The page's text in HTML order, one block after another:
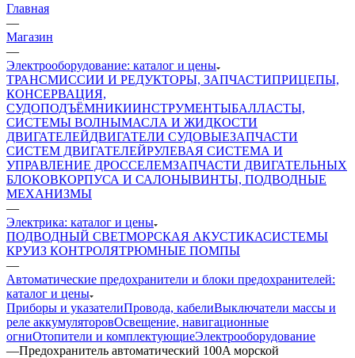
Главная
—
Магазин
—
Электрооборудование: каталог и цены
ТРАНСМИССИИ И РЕДУКТОРЫ, ЗАПЧАСТИПРИЦЕПЫ,
КОНСЕРВАЦИЯ,
СУДОПОДЪЁМНИКИИНСТРУМЕНТЫБАЛЛАСТЫ,
СИСТЕМЫ ВОЛНЫМАСЛА И ЖИДКОСТИ
ДВИГАТЕЛЕЙДВИГАТЕЛИ СУДОВЫЕЗАПЧАСТИ
СИСТЕМ ДВИГАТЕЛЕЙРУЛЕВАЯ СИСТЕМА И
УПРАВЛЕНИЕ ДРОССЕЛЕМЗАПЧАСТИ ДВИГАТЕЛЬНЫХ
БЛОКОВКОРПУСА И САЛОНЫВИНТЫ, ПОДВОДНЫЕ
МЕХАНИЗМЫ
—
Электрика: каталог и цены
ПОДВОДНЫЙ СВЕТМОРСКАЯ АКУСТИКАСИСТЕМЫ
КРУИЗ КОНТРОЛЯТРЮМНЫЕ ПОМПЫ
—
Автоматические предохранители и блоки предохранителей:
каталог и цены
Приборы и указателиПровода, кабелиВыключатели массы и
реле аккумуляторовОсвещение, навигационные
огниОтопители и комплектующиеЭлектрооборудование
—Предохранитель автоматический 100A морской